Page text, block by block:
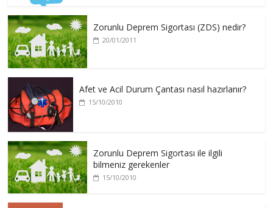
Zorunlu Deprem Sigortası (ZDS) nedir?
20/01/2011
Afet ve Acil Durum Çantası nasıl hazırlanır?
15/10/2010
Zorunlu Deprem Sigortası ile ilgili
bilmeniz gerekenler
15/10/2010